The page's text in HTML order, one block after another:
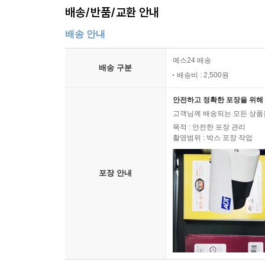
배송/반품/교환 안내
배송 안내
배송 구분
예스24 배송
배송비 : 2,500원
포장 안내
안전하고 정확한 포장을 위
고객님께 배송되는 모든 상
목적 : 안전한 포장 관리
촬영범위 : 박스 포장 작업